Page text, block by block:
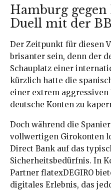
Hamburg
Duell mit der
Der Zeitpunkt für diesen
brisanter sein, denn der
Schauplatz einer
kürzlich hatte die
einer extrem
deutsche Konten zu
Doch während die
vollwertigen Girokonten
Direct Bank auf das
Sicherheitsbedürfnis. In
Partner flatexDEGIRO
digitales Erlebnis, das